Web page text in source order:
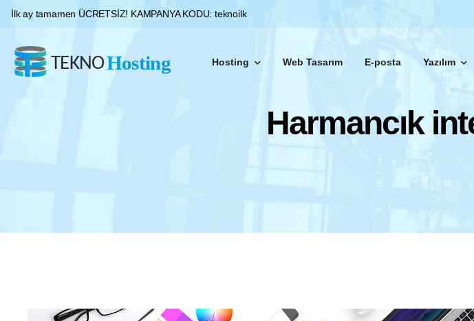
İlk ay tamamen ÜCRETSİZ! KAMPANYA KODU:teknoilk
Hosting Web Tasarım E-posta Yazılım
Harmancık